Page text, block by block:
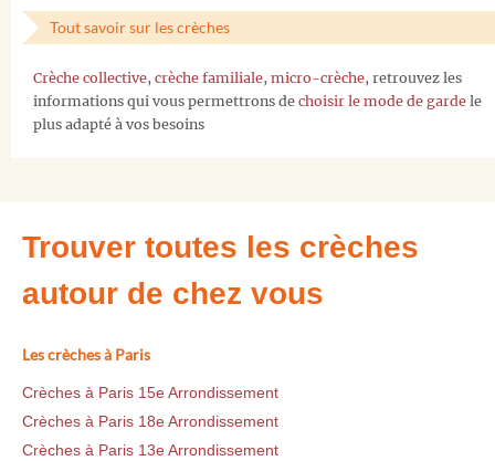
Tout savoir sur les crèches
Crèche collective, crèche familiale, micro-crèche, retrouvez les
informations qui vous permettrons de choisir le mode de garde le
plus adapté à vos besoins
Trouver toutes les crèches
autour de chez vous
Les crèches à Paris
Crèches à Paris 15e Arrondissement
Crèches à Paris 18e Arrondissement
Crèches à Paris 13e Arrondissement